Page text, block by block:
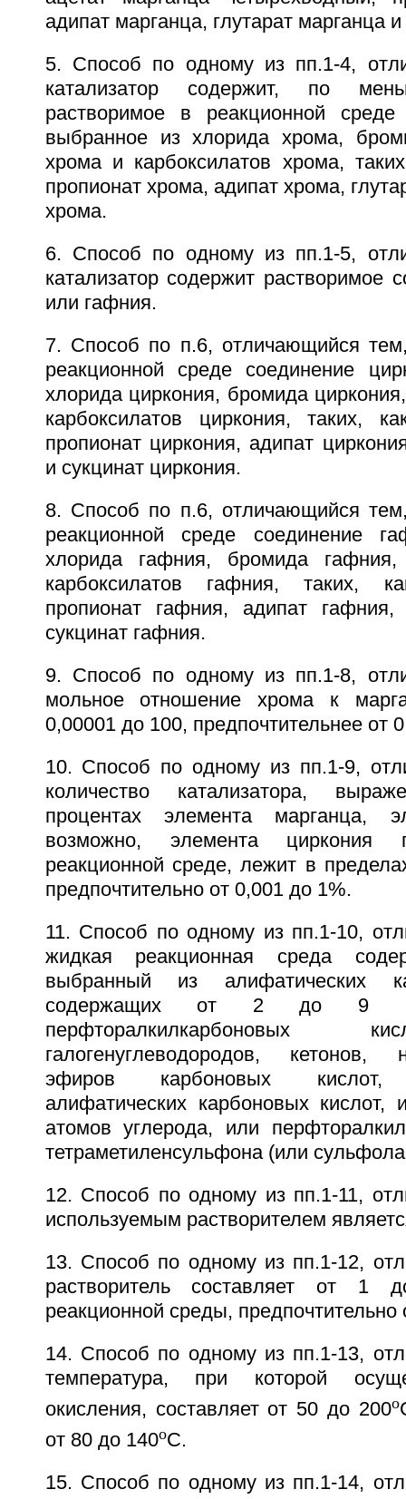
адипат марганца, глутарат марганца
5. Способ по одному из пп.1-4,
катализатор содержит, по
растворимое в реакционной
выбранное из хлорида хрома,
хрома и карбоксилатов хрома,
пропионат хрома, адипат хрома,
хрома.
6. Способ по одному из пп.1-5,
катализатор содержит растворимое
или гафния.
7. Способ по п.6, отличающийся
реакционной среде соединение
хлорида циркония, бромида
карбоксилатов циркония, таких,
пропионат циркония, адипат
и сукцинат циркония.
8. Способ по п.6, отличающийся
реакционной среде соединение
хлорида гафния, бромида
карбоксилатов гафния, таких,
пропионат гафния, адипат
сукцинат гафния.
9. Способ по одному из пп.1-8,
мольное отношение хрома к
0,00001 до 100, предпочтительнее от
10. Способ по одному из пп.1-9,
количество катализатора,
процентах элемента марганца,
возможно, элемента
реакционной среде, лежит в
предпочтительно от 0,001 до 1%.
11. Способ по одному из пп.1-10,
жидкая реакционная среда
выбранный из алифатических
содержащих от 2 до 9
перфторалкилкарбоновых
галогенуглеводородов,
эфиров карбоновых кислот,
алифатических карбоновых
атомов углерода, или
тетраметиленсульфона (или
12. Способ по одному из пп.1-11,
используемым растворителем
13. Способ по одному из пп.1-12,
растворитель составляет от
реакционной среды, предпочтительно
14. Способ по одному из пп.1-13,
температура, при которой
окисления, составляет от 50 до 200o
от 80 до 140oС.
15. Способ по одному из пп.1-14,